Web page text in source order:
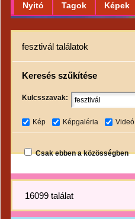
Nyitó Tagok Képek
fesztivál találatok
Keresés szűkítése
Kulcsszavak:
Kép Képgaléria Videó
Csak ebben a közösségben
16099 találat